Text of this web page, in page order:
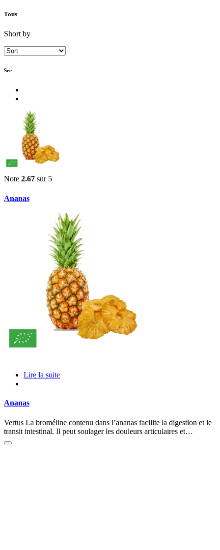
Tous
Short by
See
Note 2.67 sur 5
Ananas
Lire la suite
Ananas
Vertus La broméline contenu dans l’ananas facilite la digestion et le
transit intestinal. Il peut soulager les douleurs articulaires et…